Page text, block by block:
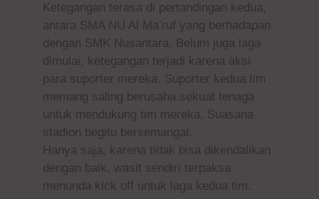
Ketegangan terasa di pertandingan kedua,
antara SMA NU Al Ma’ruf yang berhadapan
dengan SMK Nusantara. Belum juga laga
dimulai, ketegangan terjadi karena aksi
para suporter mereka. Suporter kedua tim
memang saling berusaha sekuat tenaga
untuk mendukung tim mereka. Suasana
stadion begitu bersemangat.
Hanya saja, karena tidak bisa dikendalikan
dengan baik, wasit sendiri terpaksa
menunda kick off untuk laga kedua tim.